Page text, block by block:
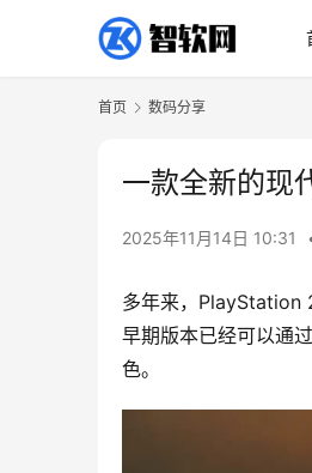
首页 数码分享
一款全新的现
2025年11月14日 10:31
多年来，PlayStation
早期版本已经可以通
色。